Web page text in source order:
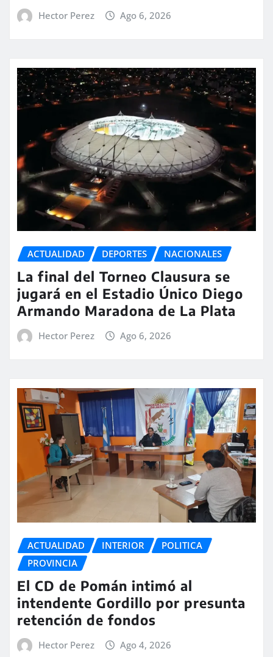
Hector Perez Ago 6, 2026
ACTUALIDAD DEPORTES NACIONALES
La final del Torneo Clausura se
jugará en el Estadio Único Diego
Armando Maradona de La Plata
Hector Perez Ago 6, 2026
ACTUALIDAD INTERIOR
POLITICA
PROVINCIA
El CD de Pomán intimó al
intendente Gordillo por presunta
retención de fondos
Hector Perez Ago 4, 2026